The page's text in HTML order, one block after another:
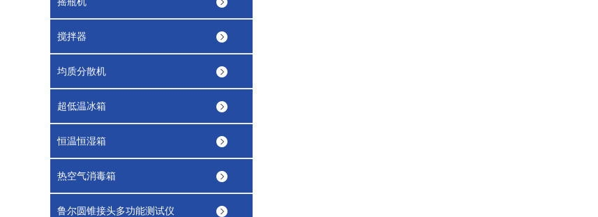
搅拌器
均质分散机
超低温冰箱
恒温恒湿箱
热空气消毒箱
鲁尔圆锥接头多功能测试仪